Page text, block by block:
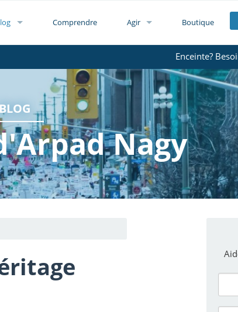
Comprendre Agir Boutique
Enceinte?
BLOG
Nagy